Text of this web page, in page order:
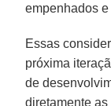
empenhados
Essas
próxima
de
diretamente